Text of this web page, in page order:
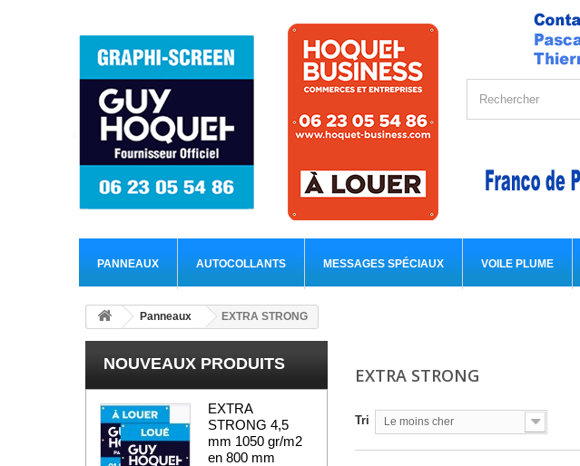
PANNEAUX AUTOCOLLANTS MESSAGES SPÉCIAUX VOILE PLUME
Panneaux EXTRA STRONG
NOUVEAUX PRODUITS
EXTRA
STRONG 4,5
mm 1050 gr/m2
en 800 mm
EXTRA STRONG
Tri Le moins cher